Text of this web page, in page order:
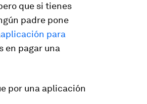
que si tienes
padre pone
aplicación para
en pagar una
por una aplicación